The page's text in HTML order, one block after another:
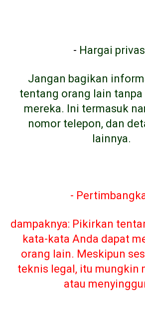
- Hargai
Jangan bagikan
tentang orang lain tanpa
mereka. Ini termasuk
nomor telepon, dan
lainnya.
-
dampaknya: Pikirkan
kata-kata Anda dapat
orang lain. Meskipun
teknis legal, itu mungkin
atau